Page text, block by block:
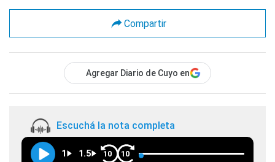
Compartir
Agregar Diario de Cuyo en
Escuchá la nota completa
1 1.5 10 10